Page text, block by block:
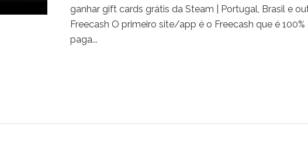
ganhar gift cards grátis da Steam | Portugal, Brasil e
Freecash O primeiro site/app é o Freecash que é
paga...